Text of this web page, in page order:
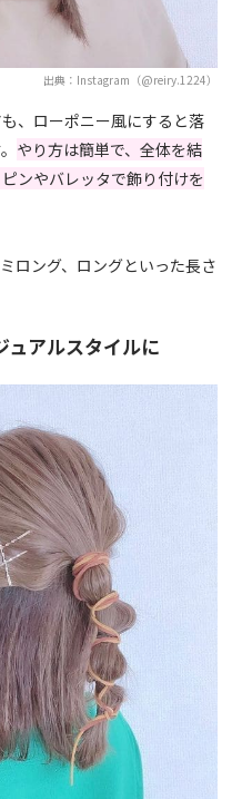
出典：Instagram（@reiry.1224）
、ローポニー風にすると落
やり方は簡単で、全体を結
ンやバレッタで飾り付けを
ロング、ロングといった長さ
アルスタイルに